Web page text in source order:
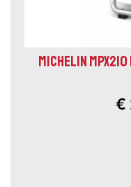
MICHELIN
€